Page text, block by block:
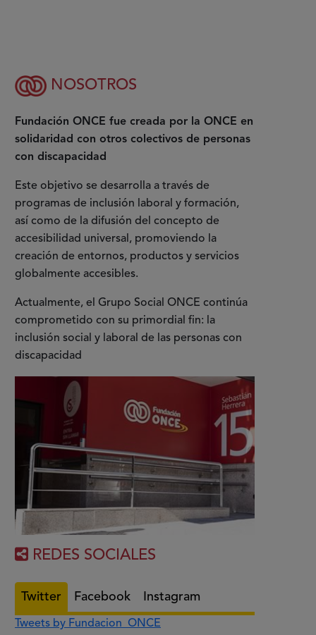
NOSOTROS
Fundación ONCE fue creada por la ONCE en
solidaridad con otros colectivos de personas
con discapacidad
Este objetivo se desarrolla a través de
programas de inclusión laboral y formación,
así como de la difusión del concepto de
accesibilidad universal, promoviendo la
creación de entornos, productos y servicios
globalmente accesibles.
Actualmente, el Grupo Social ONCE continúa
comprometido con su primordial fin: la
inclusión social y laboral de las personas con
discapacidad
REDES SOCIALES
Twitter Facebook Instagram
Tweets by Fundacion_ONCE